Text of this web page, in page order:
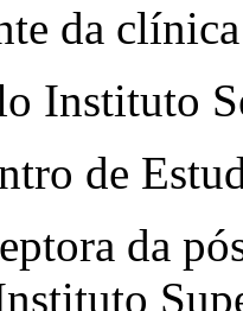
da
Instituto
de
da